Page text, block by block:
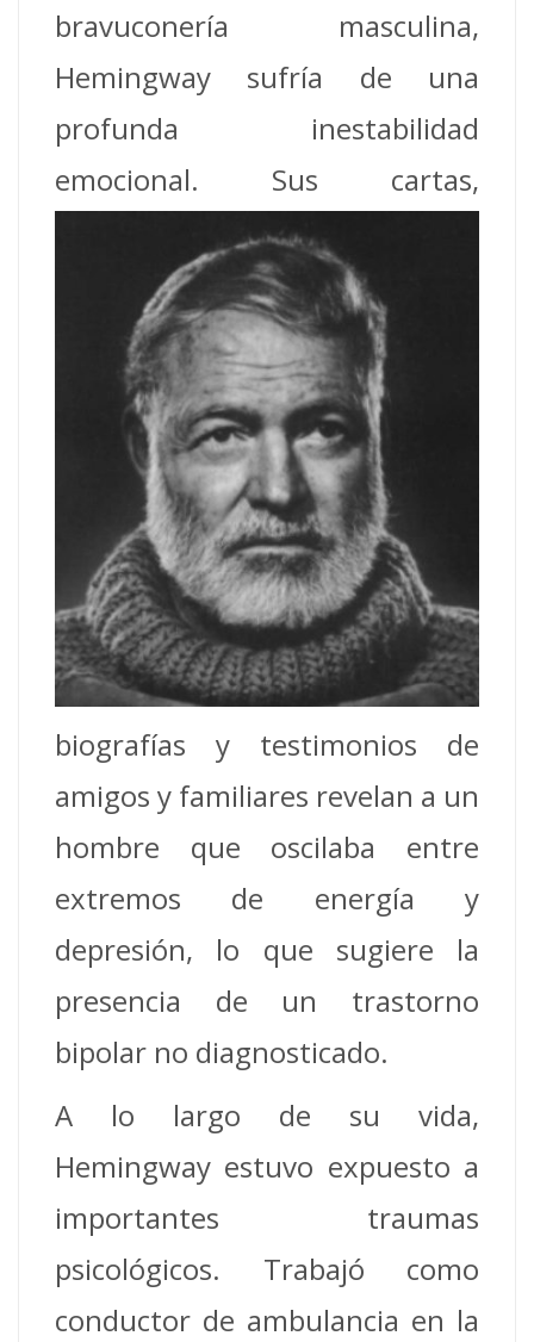
bravuconería masculina,
Hemingway sufría de una
profunda inestabilidad
emocional. Sus cartas,
biografías y testimonios de
amigos y familiares revelan a un
hombre que oscilaba entre
extremos de energía y
depresión, lo que sugiere la
presencia de un trastorno
bipolar no diagnosticado.
A lo largo de su vida,
Hemingway estuvo expuesto a
importantes traumas
psicológicos. Trabajó como
conductor de ambulancia en la